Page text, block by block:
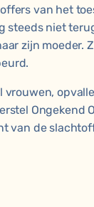
van het
steeds niet
zijn moeder.
Ongekend
van de